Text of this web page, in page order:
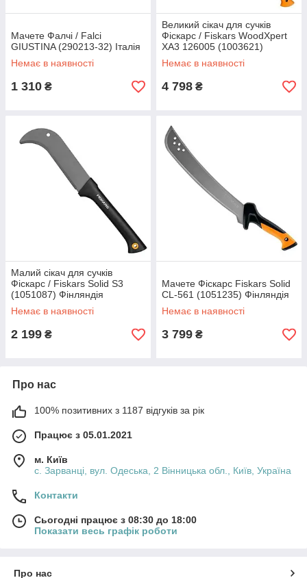
Мачете Фалчі / Falci
GIUSTINA (290213-32) Італія
Немає в наявності
1 310 ₴
Великий сікач для сучків
Фіскарс / Fiskars WoodXpert
XA3 126005 (1003621)
Фінляндія
Немає в наявності
4 798 ₴
Малий сікач для сучків
Фіскарс / Fiskars Solid S3
(1051087) Фінляндія
Немає в наявності
2 199 ₴
Мачете Фіскарс Fiskars Solid
CL-561 (1051235) Фінляндія
Немає в наявності
3 799 ₴
Про нас
100% позитивних з 1187 відгуків за рік
Працює з 05.01.2021
м. Київ
с. Зарванці, вул. Одеська, 2 Вінницька обл., Київ, Україна
Контакти
Сьогодні працює з 08:30 до 18:00
Показати весь графік роботи
Про нас